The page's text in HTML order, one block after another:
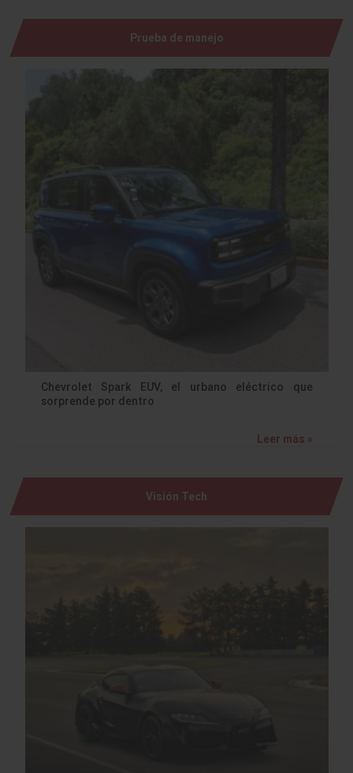
Prueba de manejo
Chevrolet Spark EUV, el urbano eléctrico que
sorprende por dentro
Leer más »
Visión Tech